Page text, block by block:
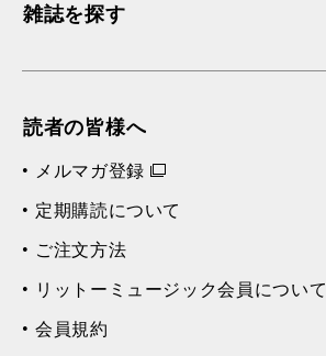
雑誌を探す
読者の皆様へ
メルマガ登録
定期購読について
ご注文方法
リットーミュージック会員について
会員規約